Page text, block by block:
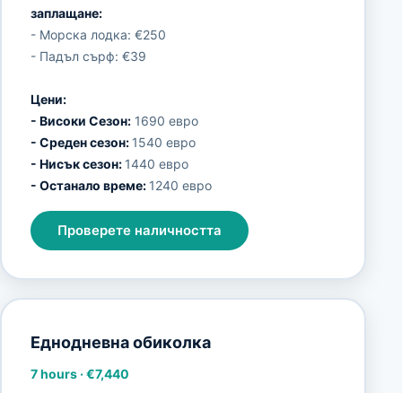
заплащане:
- Морска лодка: €250
- Падъл сърф: €39
Цени:
- Високи Сезон:1690 евро
- Среден сезон: 1540 евро
- Нисък сезон: 1440 евро
- Останало време: 1240 евро
Проверете наличността
Еднодневна обиколка
7 hours·€7,440